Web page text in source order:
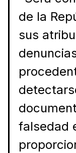
de la
sus
falsedad